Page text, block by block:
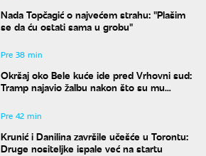
Nada Topčagić o najvećem strahu: "Plašim
se da ću ostati sama u grobu"
Pre 38 min
Okršaj oko Bele kuće ide pred Vrhovni sud:
Tramp najavio žalbu nakon što su mu
Pre 42 min
Krunić i Danilina završile učešće u Torontu:
Druge nositeljke ispale već na startu